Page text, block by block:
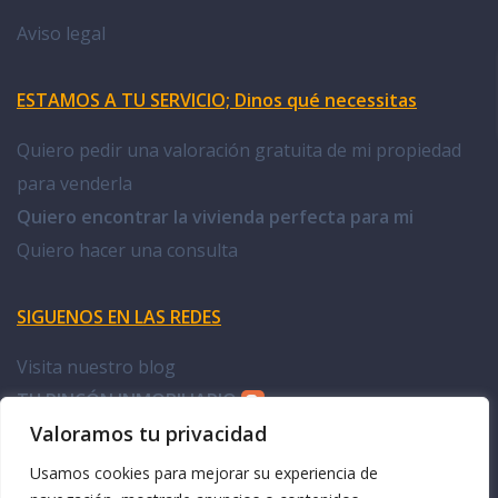
Valoramos tu privacidad
Usamos cookies para mejorar su experiencia de
Aviso legal
ESTAMOS A TU SERVICIO; Dinos qué necessitas
Quiero pedir una valoración gratuita de mi propiedad
para venderla
Quiero encontrar la vivienda perfecta para mi
Quiero hacer una consulta
SIGUENOS EN LAS REDES
Visita nuestro blog
TU RINCÓN INMOBILIARIO
Facebook Doña Casa